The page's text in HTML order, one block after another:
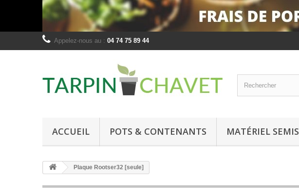
Appelez-nous au : 04 74 75 89 44
ACCUEIL POTS & CONTENANTS MATÉRIEL SEMIS
Plaque Rootser32 [seule]